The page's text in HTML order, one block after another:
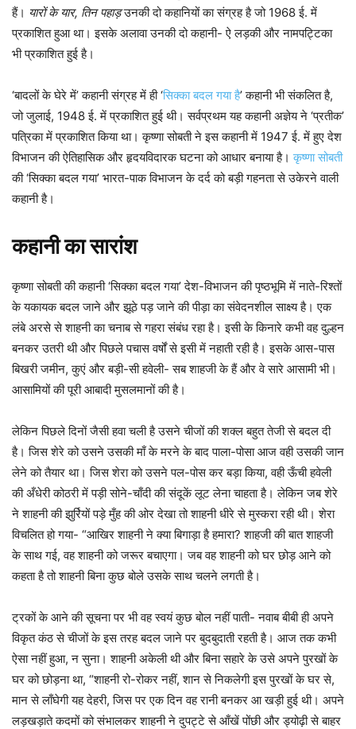
हैं। यारों के यार, तिन पहाड़उनकी दो कहानियों का संग्रह है जो 1968 ई. में
प्रकाशित हुआ था। इसके अलावा उनकी दो कहानी- ऐ लड़की और नामपट्टिका
भी प्रकाशित हुई है।
‘बादलों के घेरे में’ कहानी संग्रह में ही ‘सिक्का बदल गया है’ कहानी भी संकलित है,
जो जुलाई, 1948 ई. में प्रकाशित हुई थी। सर्वप्रथम यह कहानी अज्ञेय ने ‘प्रतीक’
पत्रिका में प्रकाशित किया था। कृष्णा सोबती ने इस कहानी में 1947 ई. में हुए देश
विभाजन की ऐतिहासिक और हृदयविदारक घटना को आधार बनाया है।कृष्णा सोबती
की ‘सिक्का बदल गया’ भारत-पाक विभाजन के दर्द को बड़ी गहनता से उकेरने वाली
कहानी है।
कहानी का सारांश
कृष्णा सोबती की कहानी ‘सिक्का बदल गया’ देश-विभाजन की पृष्ठभूमि में नाते-रिश्तों
के यकायक बदल जाने और झूठे पड़ जाने की पीड़ा का संवेदनशील साक्ष्य है। एक
लंबे अरसे से शाहनी का चनाब से गहरा संबंध रहा है। इसी के किनारे कभी वह दुल्हन
बनकर उतरी थी और पिछले पचास वर्षों से इसी में नहाती रही है। इसके आस-पास
बिखरी जमीन, कुएं और बड़ी-सी हवेली- सब शाहजी के हैं और वे सारे आसामी भी।
आसामियों की पूरी आबादी मुसलमानों की है।
लेकिन पिछले दिनों जैसी हवा चली है उसने चीजों की शक्ल बहुत तेजी से बदल दी
है। जिस शेरे को उसने उसकी माँ के मरने के बाद पाला-पोसा आज वही उसकी जान
लेने को तैयार था। जिस शेरा को उसने पल-पोस कर बड़ा किया, वही ऊँची हवेली
की अँधेरी कोठरी में पड़ी सोने-चाँदी की संदूकें लूट लेना चाहता है। लेकिन जब शेरे
ने शाहनी की झुर्रियों पड़े मुँह की ओर देखा तो शाहनी धीरे से मुस्करा रही थी। शेरा
विचलित हो गया- “आखिर शाहनी ने क्या बिगाड़ा है हमारा? शाहजी की बात शाहजी
के साथ गई, वह शाहनी को जरूर बचाएगा। जब वह शाहनी को घर छोड़ आने को
कहता है तो शाहनी बिना कुछ बोले उसके साथ चलने लगती है।
ट्रकों के आने की सूचना पर भी वह स्वयं कुछ बोल नहीं पाती- नवाब बीबी ही अपने
विकृत कंठ से चीजों के इस तरह बदल जाने पर बुदबुदाती रहती है। आज तक कभी
ऐसा नहीं हुआ, न सुना। शाहनी अकेली थी और बिना सहारे के उसे अपने पुरखों के
घर को छोड़ना था, “शाहनी रो-रोकर नहीं, शान से निकलेगी इस पुरखों के घर से,
मान से लाँघेगी यह देहरी, जिस पर एक दिन वह रानी बनकर आ खड़ी हुई थी। अपने
लड़खड़ाते कदमों को संभालकर शाहनी ने दुपट्टे से आँखें पोंछी और ड्योढ़ी से बाहर